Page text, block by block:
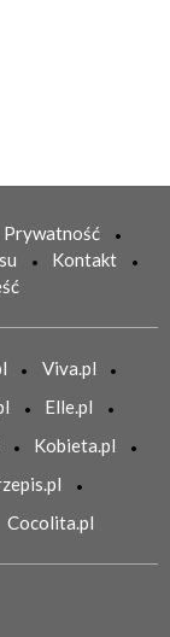
Prywatność
Kontakt
Viva.pl
Elle.pl
Kobieta.pl
Cocolita.pl